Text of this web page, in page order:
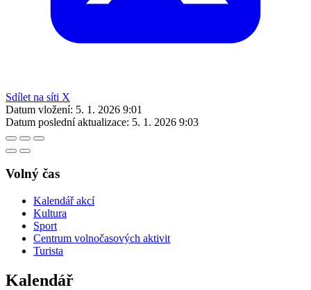
Sdílet na síti X
Datum vložení: 5. 1. 2026 9:01
Datum poslední aktualizace: 5. 1. 2026 9:03
Volný čas
Kalendář akcí
Kultura
Sport
Centrum volnočasových aktivit
Turista
Kalendář